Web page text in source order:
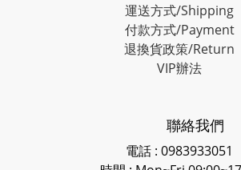
運送方式/Shipping
付款方式/Payment
退換貨政策/Return
VIP辦法
聯絡我們
電話 : 0983933051